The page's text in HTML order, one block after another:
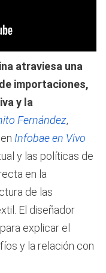
atraviesa una
importaciones,
y la
Fernández,
Infobae en Vivo
y las políticas de
en la
de las
El diseñador
explicar el
y la relación con